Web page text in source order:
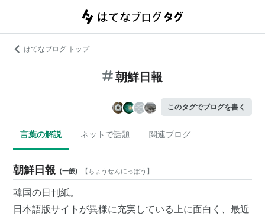
はてなブログ トップ
朝鮮日報
このタグでブログを書く
言葉の解説 ネットで話題 関連ブログ
朝鮮日報 (一般) 【ちょうせんにっぽう 】
韓国の日刊紙。
日本語版サイトが異様に充実している上に面白く、最近